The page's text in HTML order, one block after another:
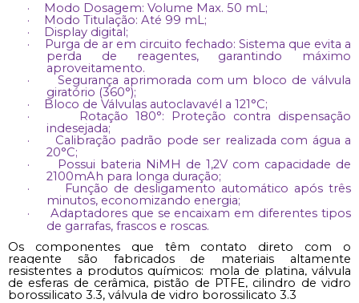
·
Modo Dosagem: Volume Max. 50 mL;
·
Modo Titulação: Até 99 mL;
·
Display digital;
·
Purga de ar em circuito fechado: Sistema que evita a
perda de reagentes, garantindo máximo
aproveitamento.
·
Segurança aprimorada com um bloco de válvula
giratório (360°);
·
Bloco de Válvulas autoclavavél a 121°C;
·
Rotação 180°: Proteção contra dispensação
indesejada;
·
Calibração padrão pode ser realizada com água a
20°C;
·
Possui bateria NiMH de 1,2V com capacidade de
2100mAh para longa duração;
·
Função de desligamento automático após três
minutos, economizando energia;
·
Adaptadores que se encaixam em diferentes tipos
de garrafas, frascos e roscas.
Os componentes que têm contato direto com o
reagente são fabricados de materiais altamente
resistentes a produtos químicos: mola de platina, válvula
de esferas de cerâmica, pistão de PTFE, cilindro de vidro
borossilicato 3.3, válvula de vidro borossilicato 3.3